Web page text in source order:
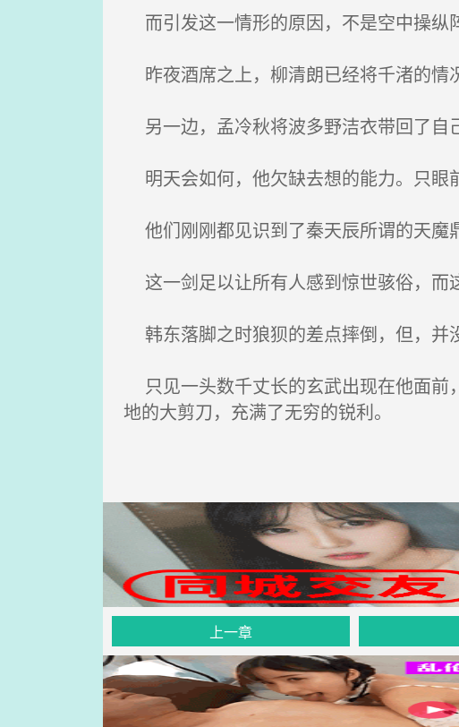
而引发这一情形的原因，不是空中操纵
昨夜酒席之上，柳清朗已经将千渚的情
另一边，孟冷秋将波多野洁衣带回了自
明天会如何，他欠缺去想的能力。只眼
他们刚刚都见识到了秦天辰所谓的天魔
这一剑足以让所有人感到惊世骇俗，而
韩东落脚之时狼狈的差点摔倒，但，并
只见一头数千丈长的玄武出现在他面前
地的大剪刀，充满了无穷的锐利。
上一章